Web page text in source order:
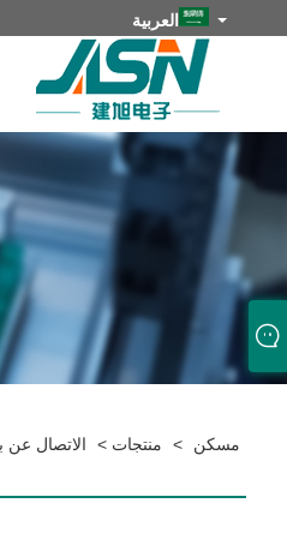
العربية
مسكن > منتجات > الاتصال عن